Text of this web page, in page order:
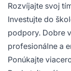
Rozvíjajte svoj
Investujte do
podpory. Dobre
profesionálne a
Ponúkajte